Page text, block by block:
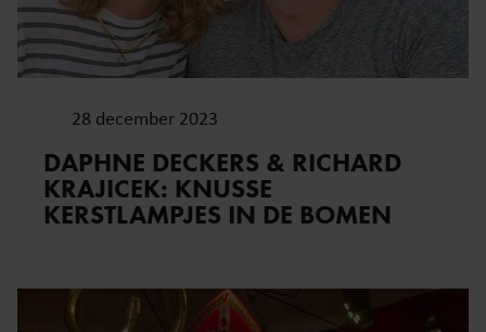
28 december 2023
DAPHNE DECKERS & RICHARD
KRAJICEK: KNUSSE
KERSTLAMPJES IN DE BOMEN